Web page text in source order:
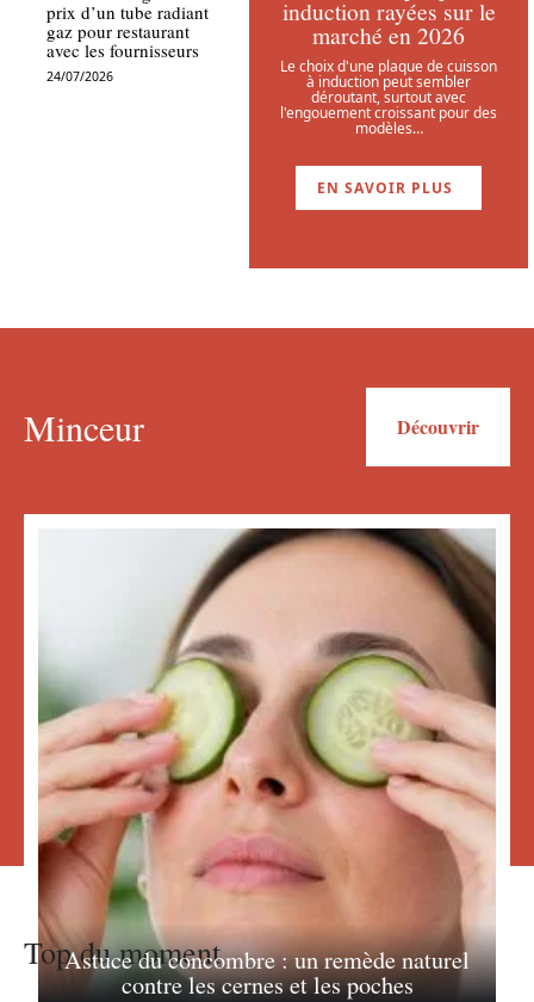
prix d’un tube radiant
gaz pour restaurant
avec les fournisseurs
24/07/2026
induction rayées sur le
marché en 2026
Le choix d'une plaque de cuisson
à induction peut sembler
déroutant, surtout avec
l'engouement croissant pour des
modèles…
EN SAVOIR PLUS
Minceur Découvrir
Astuce du concombre : un remède naturel
contre les cernes et les poches
Top du moment